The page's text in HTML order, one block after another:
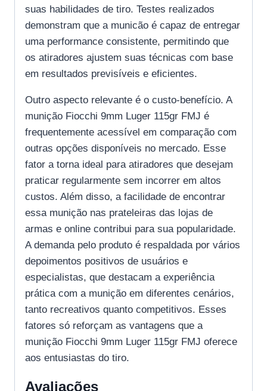
suas habilidades de tiro. Testes realizados
demonstram que a municão é capaz de entregar
uma performance consistente, permitindo que
os atiradores ajustem suas técnicas com base
em resultados previsíveis e eficientes.
Outro aspecto relevante é o custo-benefício. A
munição Fiocchi 9mm Luger 115gr FMJ é
frequentemente acessível em comparação com
outras opções disponíveis no mercado. Esse
fator a torna ideal para atiradores que desejam
praticar regularmente sem incorrer em altos
custos. Além disso, a facilidade de encontrar
essa munição nas prateleiras das lojas de
armas e online contribui para sua popularidade.
A demanda pelo produto é respaldada por vários
depoimentos positivos de usuários e
especialistas, que destacam a experiência
prática com a munição em diferentes cenários,
tanto recreativos quanto competitivos. Esses
fatores só reforçam as vantagens que a
munição Fiocchi 9mm Luger 115gr FMJ oferece
aos entusiastas do tiro.
Avaliações